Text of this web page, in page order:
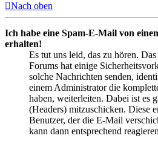
Nach oben
Ich habe eine Spam-E-Mail von
erhalten!
Es tut uns leid, das zu hören.
Forums hat einige
solche Nachrichten senden,
einem Administrator die
haben, weiterleiten. Dabei ist es
(Headers) mitzuschicken. Diese
Benutzer, der die E-Mail
kann dann entsprechend